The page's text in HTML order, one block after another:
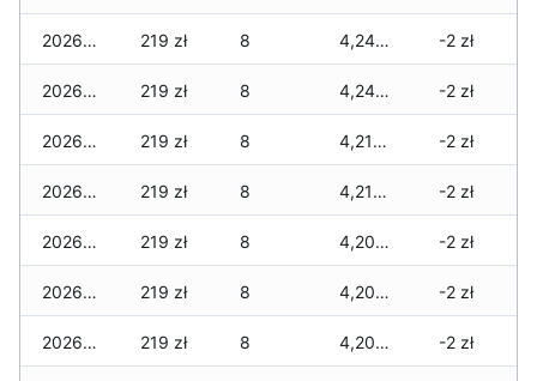
2026-04-16 219 zł 8 4,243 zł -2 zł
2026-04-15 219 zł 8 4,243 zł -2 zł
2026-04-14 219 zł 8 4,213 zł -2 zł
2026-04-13 219 zł 8 4,213 zł -2 zł
2026-04-12 219 zł 8 4,200 zł -2 zł
2026-04-11 219 zł 8 4,200 zł -2 zł
2026-04-10 219 zł 8 4,200 zł -2 zł